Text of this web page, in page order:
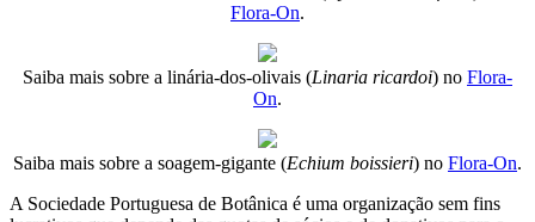
Flora-On.
Saiba mais sobre a linária-dos-olivais (Linaria ricardoi) no Flora-
On.
Saiba mais sobre a soagem-gigante (Echium boissieri) no Flora-On.
A Sociedade Portuguesa de Botânica é uma organização sem fins